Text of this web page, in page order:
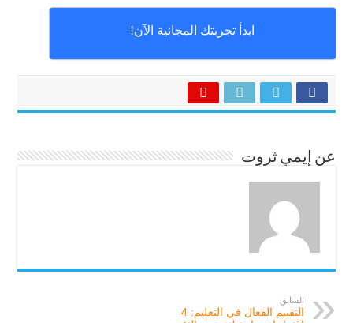
ابدأ تجربتك المجانية الآن!
عن إيمي ثروت
السابق
التقييم الفعال في التعليم: 4